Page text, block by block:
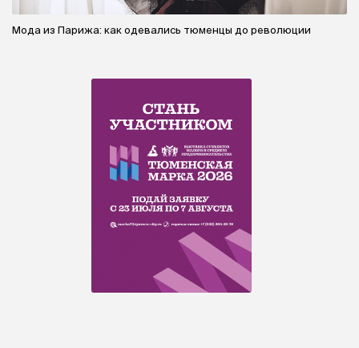
Мода из Парижа: как одевались тюменцы до революции